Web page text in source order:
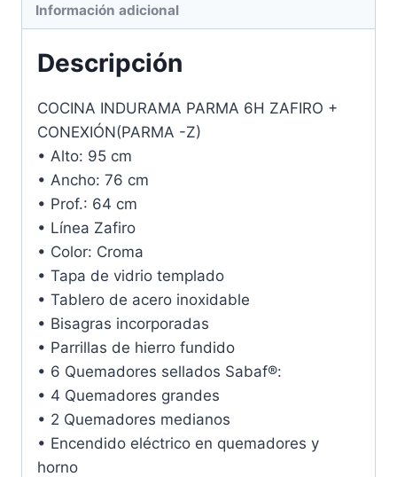
Información adicional
Descripción
COCINA INDURAMA PARMA 6H ZAFIRO +
CONEXIÓN(PARMA -Z)
• Alto: 95 cm
• Ancho: 76 cm
• Prof.: 64 cm
• Línea Zafiro
• Color: Croma
• Tapa de vidrio templado
• Tablero de acero inoxidable
• Bisagras incorporadas
• Parrillas de hierro fundido
• 6 Quemadores sellados Sabaf®:
• 4 Quemadores grandes
• 2 Quemadores medianos
• Encendido eléctrico en quemadores y
horno